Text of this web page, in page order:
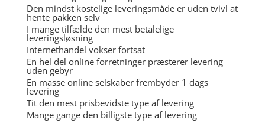
Den mindst kostelige leveringsmåde er uden tvivl at
hente pakken selv
I mange tilfælde den mest betalelige
leveringsløsning
Internethandel vokser fortsat
En hel del online forretninger præsterer levering
uden gebyr
En masse online selskaber frembyder 1 dags
levering
Tit den mest prisbevidste type af levering
Mange gange den billigste type af levering